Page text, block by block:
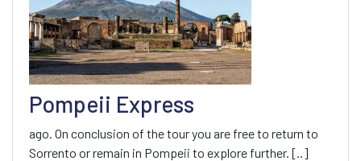
Pompeii Express
ago. On conclusion of the tour you are free to return to
Sorrento or remain in Pompeii to explore further. [..]